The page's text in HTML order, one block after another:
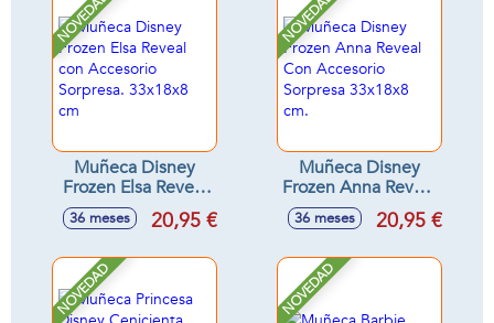
NOVEDAD
Muñeca Disney
Frozen Elsa Reveal
con Accesorio
Sorpresa. 33x18x8
36 meses 20,95 €
NOVEDAD
Muñeca Disney
Frozen Anna Reveal
Con Accesorio
Sorpresa 33x18x8
36 meses 20,95 €
NOVEDAD NOVEDAD